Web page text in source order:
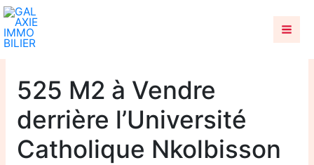
Aller
contenu
525 M2 à Vendre
derrière l’Université
Catholique Nkolbisson